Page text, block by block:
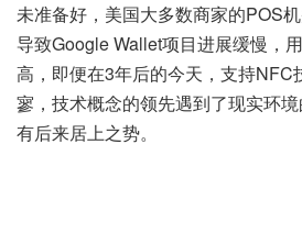
未准备好，美国大多数商家的POS
导致Google Wallet项目进展缓慢，
高，即便在3年后的今天，支持NFC
寥，技术概念的领先遇到了现实环
有后来居上之势。